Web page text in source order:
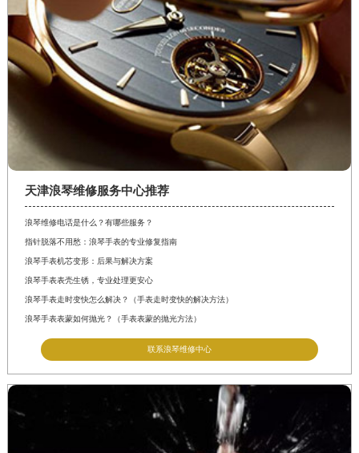
天津浪琴维修服务中心推荐
浪琴维修电话是什么？有哪些服务？
指针脱落不用愁：浪琴手表的专业修复指南
浪琴手表机芯变形：后果与解决方案
浪琴手表表壳生锈，专业处理更安心
浪琴手表走时变快怎么解决？（手表走时变快的解决方法）
浪琴手表表蒙如何抛光？（手表表蒙的抛光方法）
联系浪琴维修中心